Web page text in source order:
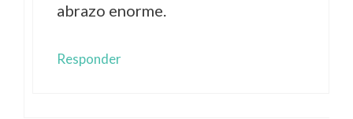
abrazo enorme.
Responder